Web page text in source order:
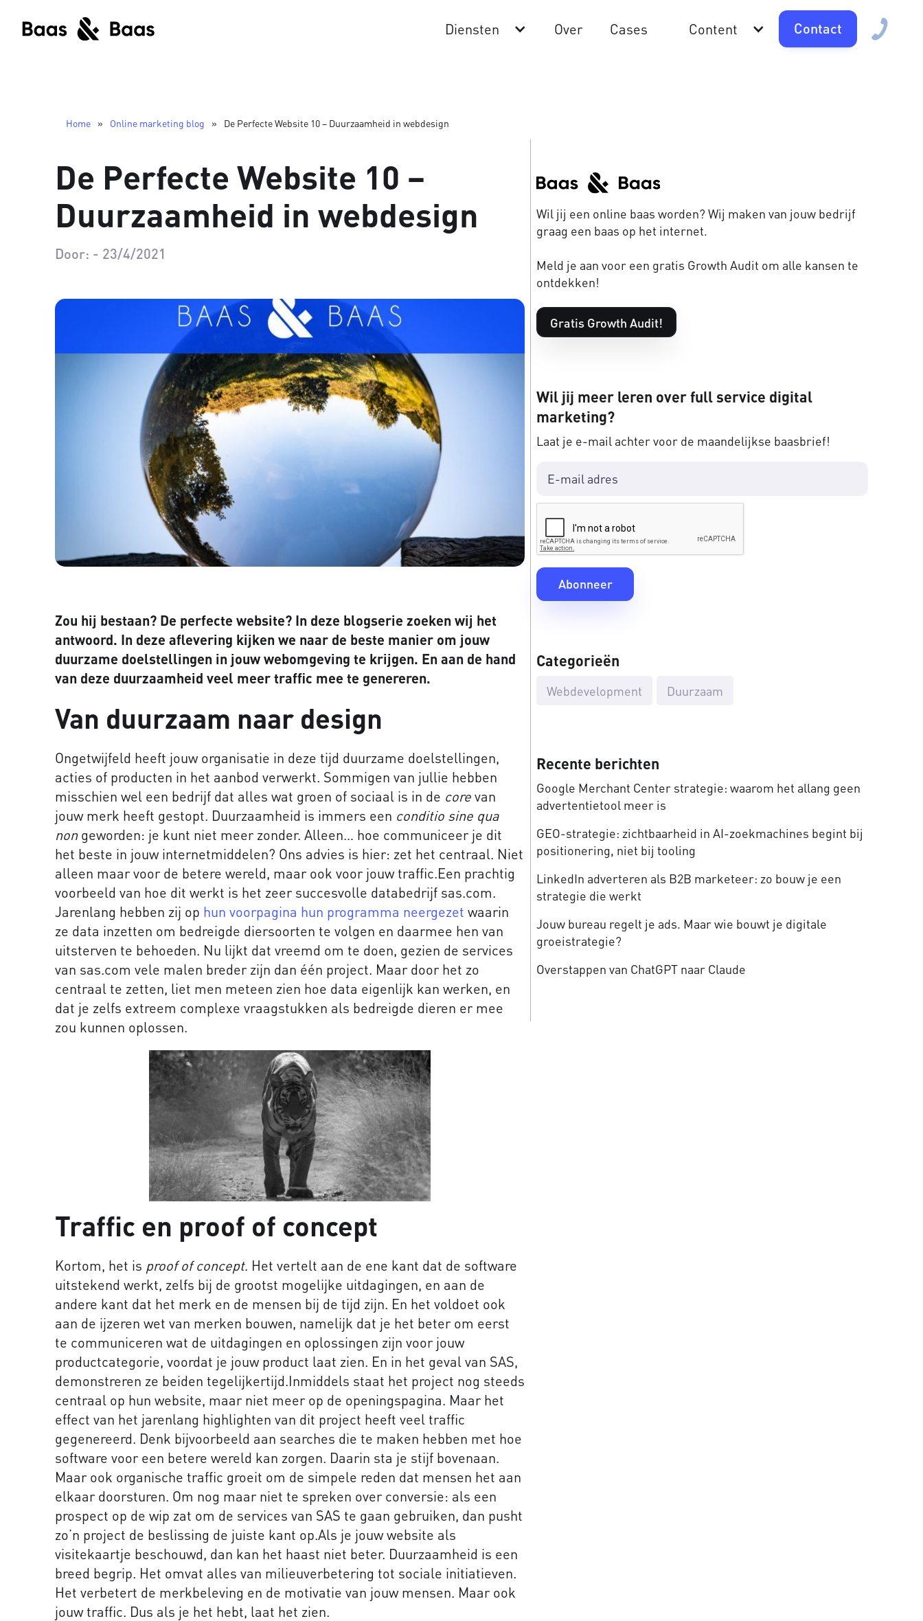
Diensten Over Cases Content Contact
Home » Online marketing blog » De Perfecte Website 10 – Duurzaamheid in webdesign
De Perfecte Website 10 –
Duurzaamheid in webdesign
Door: - 23/4/2021
Zou hij bestaan? De perfecte website? In deze blogserie zoeken wij het
antwoord. In deze aflevering kijken we naar de beste manier om jouw
duurzame doelstellingen in jouw webomgeving te krijgen. En aan de hand
van deze duurzaamheid veel meer traffic mee te genereren.
Van duurzaam naar design
Ongetwijfeld heeft jouw organisatie in deze tijd duurzame doelstellingen,
acties of producten in het aanbod verwerkt. Sommigen van jullie hebben
misschien wel een bedrijf dat alles wat groen of sociaal is in de corevan
jouw merk heeft gestopt. Duurzaamheid is immers een conditio sine qua
nongeworden: je kunt niet meer zonder. Alleen… hoe communiceer je dit
het beste in jouw internetmiddelen? Ons advies is hier: zet het centraal. Niet
alleen maar voor de betere wereld, maar ook voor jouw traffic.Een prachtig
voorbeeld van hoe dit werkt is het zeer succesvolle databedrijf sas.com.
Jarenlang hebben zij op hun voorpagina hun programma neergezet waarin
ze data inzetten om bedreigde diersoorten te volgen en daarmee hen van
uitsterven te behoeden. Nu lijkt dat vreemd om te doen, gezien de services
van sas.com vele malen breder zijn dan één project. Maar door het zo
centraal te zetten, liet men meteen zien hoe data eigenlijk kan werken, en
dat je zelfs extreem complexe vraagstukken als bedreigde dieren er mee
zou kunnen oplossen.
Traffic en proof of concept
Kortom, het is proof of concept. Het vertelt aan de ene kant dat de software
uitstekend werkt, zelfs bij de grootst mogelijke uitdagingen, en aan de
andere kant dat het merk en de mensen bij de tijd zijn. En het voldoet ook
aan de ijzeren wet van merken bouwen, namelijk dat je het beter om eerst
te communiceren wat de uitdagingen en oplossingen zijn voor jouw
productcategorie, voordat je jouw product laat zien. En in het geval van SAS,
demonstreren ze beiden tegelijkertijd.Inmiddels staat het project nog steeds
centraal op hun website, maar niet meer op de openingspagina. Maar het
effect van het jarenlang highlighten van dit project heeft veel traffic
gegenereerd. Denk bijvoorbeeld aan searches die te maken hebben met hoe
software voor een betere wereld kan zorgen. Daarin sta je stijf bovenaan.
Maar ook organische traffic groeit om de simpele reden dat mensen het aan
elkaar doorsturen. Om nog maar niet te spreken over conversie: als een
prospect op de wip zat om de services van SAS te gaan gebruiken, dan pusht
zo’n project de beslissing de juiste kant op.Als je jouw website als
visitekaartje beschouwd, dan kan het haast niet beter. Duurzaamheid is een
breed begrip. Het omvat alles van milieuverbetering tot sociale initiatieven.
Het verbetert de merkbeleving en de motivatie van jouw mensen. Maar ook
jouw traffic. Dus als je het hebt, laat het zien.
Wil jij een online baas worden? Wij maken van jouw bedrijf
graag een baas op het internet.
Meld je aan voor een gratis Growth Audit om alle kansen te
ontdekken!
Gratis Growth Audit!
Wil jij meer leren over full service digital
marketing?
Laat je e-mail achter voor de maandelijkse baasbrief!
Categorieën
Webdevelopment Duurzaam
Recente berichten
Google Merchant Center strategie: waarom het allang geen
advertentietool meer is
GEO-strategie: zichtbaarheid in AI-zoekmachines begint bij
positionering, niet bij tooling
LinkedIn adverteren als B2B marketeer: zo bouw je een
strategie die werkt
Jouw bureau regelt je ads. Maar wie bouwt je digitale
groeistrategie?
Overstappen van ChatGPT naar Claude